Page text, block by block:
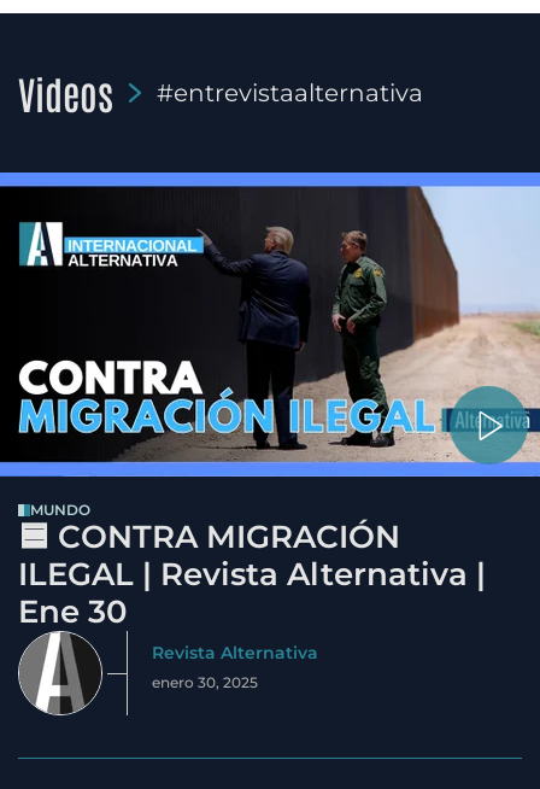
Videos #entrevistaalternativa
MUNDO
🟦 CONTRA MIGRACIÓN
ILEGAL | Revista Alternativa |
Ene 30
Revista Alternativa
enero 30, 2025